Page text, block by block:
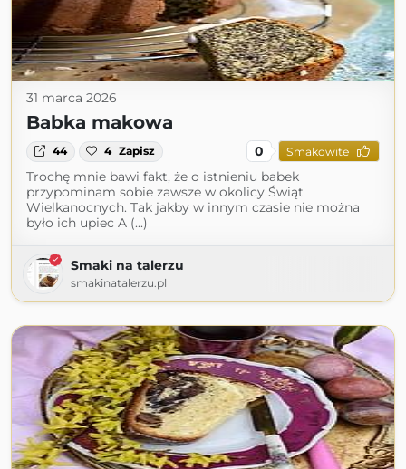
31 marca 2026
Babka makowa
44 4 Zapisz 0 Smakowite
Trochę mnie bawi fakt, że o istnieniu babek
przypominam sobie zawsze w okolicy Świąt
Wielkanocnych. Tak jakby w innym czasie nie można
było ich upiec A (...)
Smaki na talerzu
smakinatalerzu.pl